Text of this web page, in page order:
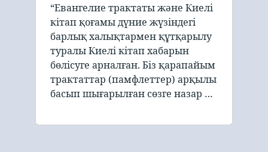
“Евангелие трактаты және Киелі
кітап қоғамы дүние жүзіндегі
барлық халықтармен құтқарылу
туралы Киелі кітап хабарын
бөлісуге арналған. Біз қарапайым
трактаттар (памфлеттер) арқылы
басып шығарылған сөзге назар …